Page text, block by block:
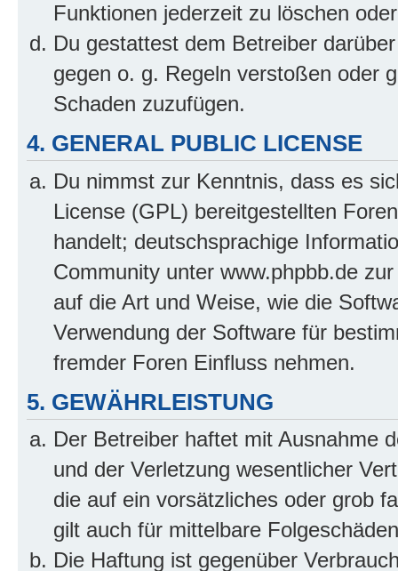
Funktionen jederzeit zu löschen
Du gestattest dem Betreiber
gegen o. g. Regeln verstoßen oder
Schaden zuzufügen.
4. GENERAL PUBLIC LICENSE
Du nimmst zur Kenntnis, dass es
License (GPL) bereitgestellten
handelt; deutschsprachige
Community unter www.phpbb.de
auf die Art und Weise, wie die
Verwendung der Software für
fremder Foren Einfluss nehmen.
5. GEWÄHRLEISTUNG
Der Betreiber haftet mit Ausnahme
und der Verletzung wesentlicher
die auf ein vorsätzliches oder grob
gilt auch für mittelbare
Die Haftung ist gegenüber